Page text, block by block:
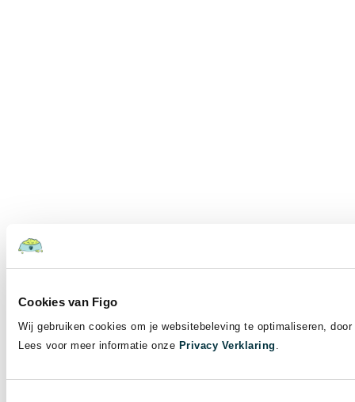
Cookies van Figo
Wij gebruiken cookies om je websitebeleving te optimaliseren,
Lees voor meer informatie onze Privacy Verklaring .